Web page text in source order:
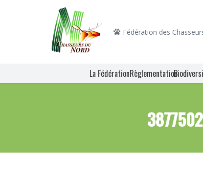
Fédération des
La FédérationRèglementation